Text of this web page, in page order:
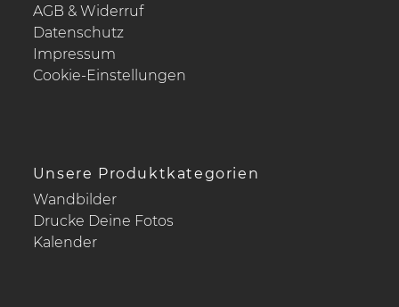
AGB & Widerruf
Datenschutz
Impressum
Cookie-Einstellungen
Unsere Produktkategorien
Wandbilder
Drucke Deine Fotos
Kalender